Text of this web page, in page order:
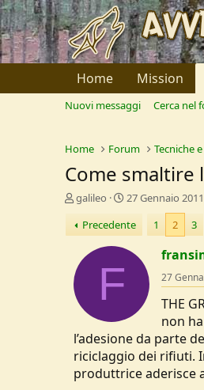
Home Mission
Nuovi messaggi Cerca nel
Home Forum Tecniche
Come smaltire
C
e
a
o
e
D
s
c
u
s
galileo
D
t
a
d
i
o
27 Gennaio 2011
Precedente
1 2 3
F 27
THE
non
l’adesione da parte
riciclaggio dei rifiuti.
produttrice aderisce